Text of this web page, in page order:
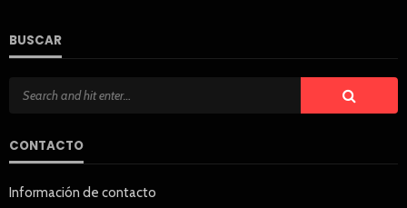
BUSCAR
CONTACTO
Información de contacto